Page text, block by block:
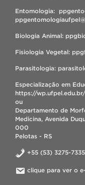
Entomologia:
Biologia Animal:
Fisiologia Vegetal:
Parasitologia:
Especialização em
https://
ou
Departamento de
Medicina, Avenida
000
Pelotas - RS
+55 (53) 3275-
clique para ver o